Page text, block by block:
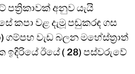
පත්‍රිකාවක් අනුව යැයි
කපා වළ දැමූ පඬුකරඳ ගස
ගම්පහ වැඩ බලන මහේස්ත්‍රාත්
ඉදිරියේ ඊයේ ( 28) පස්වරුවේ